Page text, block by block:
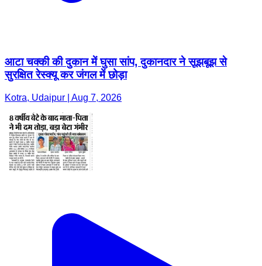
आटा चक्की की दुकान में घुसा सांप, दुकानदार ने सूझबूझ से
सुरक्षित रेस्क्यू कर जंगल में छोड़ा
Kotra, Udaipur | Aug 7, 2026